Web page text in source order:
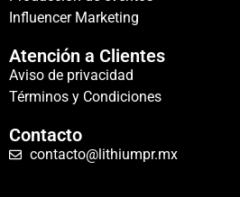
Influencer Marketing
Atención a Clientes
Aviso de privacidad
Términos y Condiciones
Contacto
contacto@lithiumpr.mx